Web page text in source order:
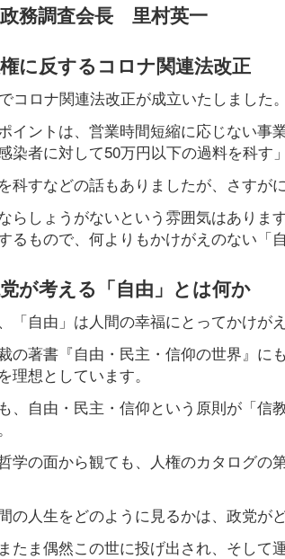
務調査会長 里村英一
に反するコロナ関連法改正
コロナ関連法改正が成立いたしました。
イントは、営業時間短縮に応じない事
染者に対して50万円以下の過料を科す
科すなどの話もありましたが、さすが
らしょうがないという雰囲気はありま
るもので、何よりもかけがえのない「
が考える「自由」とは何か
「自由」は人間の幸福にとってかけが
の著書『自由・民主・信仰の世界』
理想としています。
、自由・民主・信仰という原則が「信
学の面から観ても、人権のカタログの
の人生をどのように見るかは、政党が
たま偶然この世に投げ出され、そし